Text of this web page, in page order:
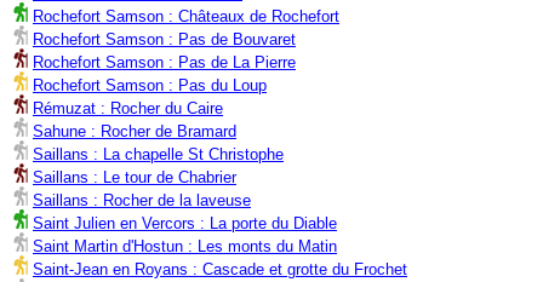
Rochefort Samson : Châteaux de Rochefort
Rochefort Samson : Pas de Bouvaret
Rochefort Samson : Pas de La Pierre
Rochefort Samson : Pas du Loup
Rémuzat : Rocher du Caire
Sahune : Rocher de Bramard
Saillans : La chapelle St Christophe
Saillans : Le tour de Chabrier
Saillans : Rocher de la laveuse
Saint Julien en Vercors : La porte du Diable
Saint Martin d'Hostun : Les monts du Matin
Saint-Jean en Royans : Cascade et grotte du Frochet